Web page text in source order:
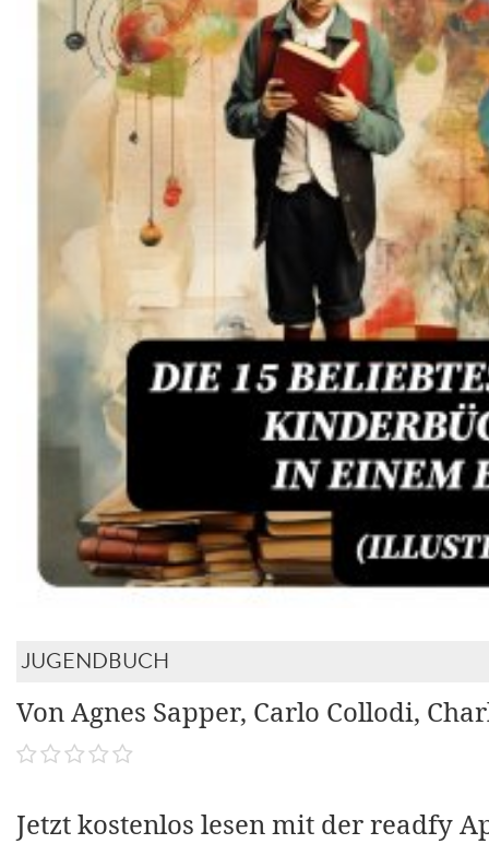
JUGENDBUCH
Von Agnes Sapper, Carlo Collodi,
Jetzt kostenlos lesen mit der readfy